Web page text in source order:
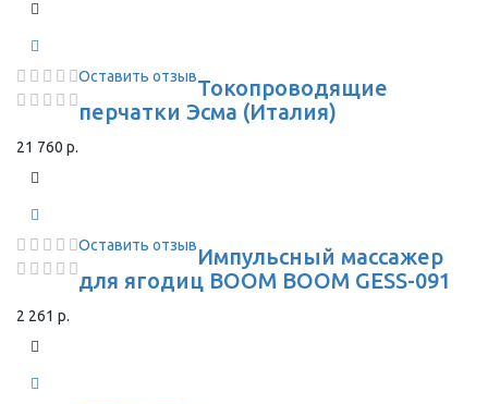
Оставить отзывТокопроводящие
перчатки Эсма (Италия)
21 760 р.
Оставить отзывИмпульсный массажер
для ягодиц BOOM BOOM GESS-091
2 261 р.